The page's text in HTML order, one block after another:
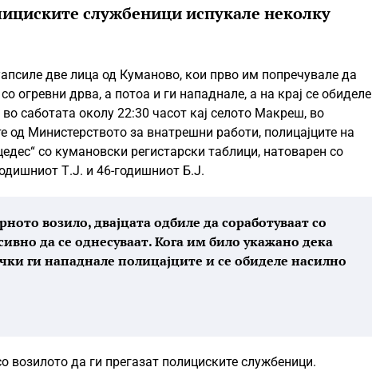
службеници испукале неколку
две лица од Куманово, кои прво им попречувале да
огревни дрва, а потоа и ги нападнале, а на крај се обиделе
саботата околу 22:30 часот кај селото Макреш, во
Министерството за внатрешни работи, полицајците на
со кумановски регистарски таблици, натоварен со
Т.Ј. и 46-годишниот Б.Ј.
возило, двајцата одбиле да соработуваат со
да се однесуваат. Кога им било укажано дека
ги нападнале полицајците и се обиделе насилно
возилото да ги прегазат полициските службеници.